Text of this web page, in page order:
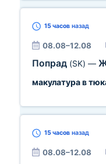
15 часов назад
08.08–12.08
Попрад (SK) —
макулатура в
15 часов назад
08.08–12.08